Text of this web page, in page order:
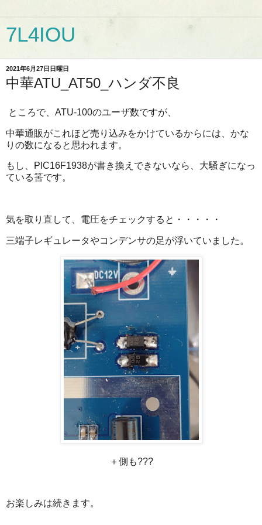
7L4IOU
2021年6月27日日曜日
中華ATU_AT50_ハンダ不良
ところで、ATU-100のユーザ数ですが、
中華通販がこれほど売り込みをかけているからには、かな
りの数になると思われます。
もし、PIC16F1938が書き換えできないなら、大騒ぎになっ
ている筈です。
気を取り直して、電圧をチェックすると・・・・・
三端子レギュレータやコンデンサの足が浮いていました。
＋側も???
お楽しみは続きます。